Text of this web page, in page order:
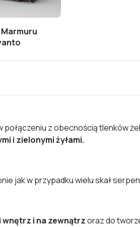
z obecnością tlenków
i zielonymi żyłami.
jak w przypadku wielu skał
i na zewnątrzoraz do